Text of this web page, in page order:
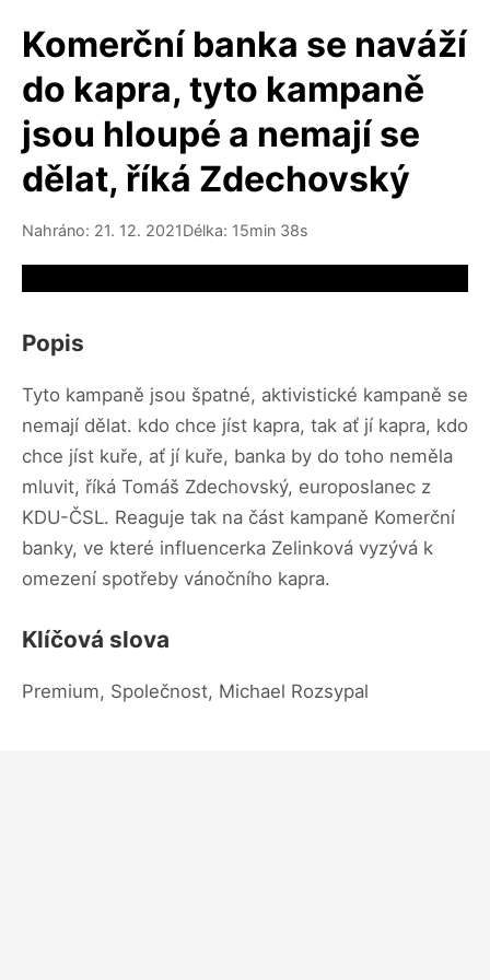
Komerční banka se naváží
do kapra, tyto kampaně
jsou hloupé a nemají se
dělat, říká Zdechovský
Nahráno: 21. 12. 2021Délka: 15min 38s
Popis
Tyto kampaně jsou špatné, aktivistické kampaně se
nemají dělat. kdo chce jíst kapra, tak ať jí kapra, kdo
chce jíst kuře, ať jí kuře, banka by do toho neměla
mluvit, říká Tomáš Zdechovský, europoslanec z
KDU-ČSL. Reaguje tak na část kampaně Komerční
banky, ve které influencerka Zelinková vyzývá k
omezení spotřeby vánočního kapra.
Klíčová slova
Premium, Společnost, Michael Rozsypal